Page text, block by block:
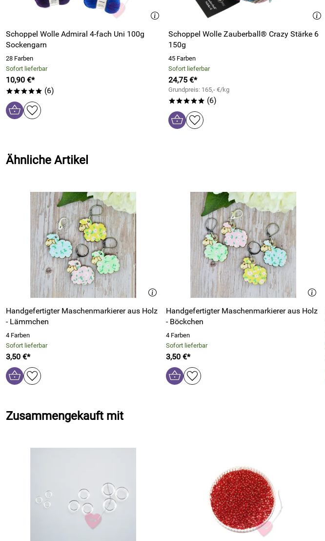
Schoppel Wolle Admiral 4-fach Uni 100g
Sockengarn
28 Farben
Sofort lieferbar
10,90 €*
***** (6)
Schoppel Wolle Zauberball® Crazy Stärke 6
150g
45 Farben
Sofort lieferbar
24,75 €*
Grundpreis: 165,- €/kg
***** (6)
Ähnliche Artikel
Handgefertigter Maschenmarkierer aus Holz
- Lämmchen
4 Farben
Sofort lieferbar
3,50 €*
Handgefertigter Maschenmarkierer aus Holz
- Böckchen
4 Farben
Sofort lieferbar
3,50 €*
Zusammengekauft mit